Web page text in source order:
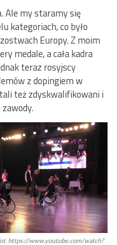
Ale my staramy się
kategoriach, co było
Europy. Z moim
medale, a cała kadra
teraz rosyjscy
z dopingiem w
też zdyskwalifikowani i
https://www.youtube.com/watch?